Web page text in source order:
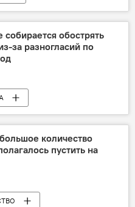
обострять
за разногласий по
количество
пустить на